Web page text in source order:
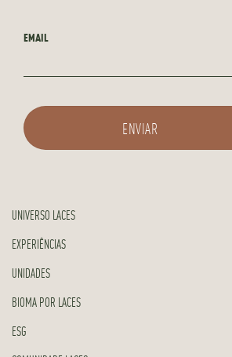
EMAIL
UNIVERSO LACES
EXPERIÊNCIAS
UNIDADES
BIOMA POR LACES
ESG